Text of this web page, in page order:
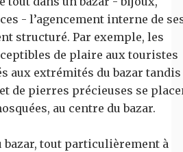
- l’agencement interne de
structuré. Par exemple, les
de plaire aux touristes
aux extrémités du bazar tandis
de pierres précieuses se
au centre du bazar.
bazar, tout particulièrement à